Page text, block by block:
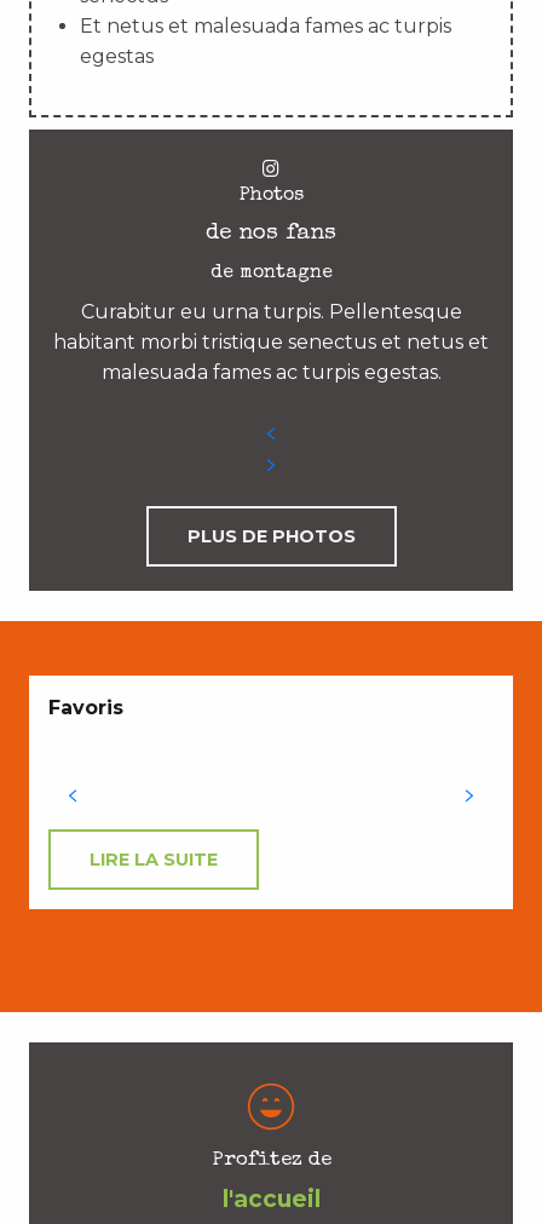
Et netus et malesuada fames ac turpis
egestas
Photos
de nos fans
de montagne
Curabitur eu urna turpis. Pellentesque
habitant morbi tristique senectus et netus et
malesuada fames ac turpis egestas.
PLUS DE PHOTOS
Favoris
LIRE LA SUITE
Profitez de
l'accueil